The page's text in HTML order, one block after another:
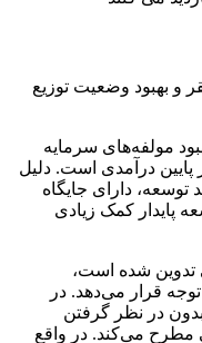
و بهبود وضعیت توزیع
مولفه‌های سرمایه
درآمدی است. دلیل
توسعه، دارای جایگاه
پایدار کمک زیادی
تدوین شده است،
قرار می‌دهد. در
در نظر گرفتن
مطرح می‌کند. در واقع